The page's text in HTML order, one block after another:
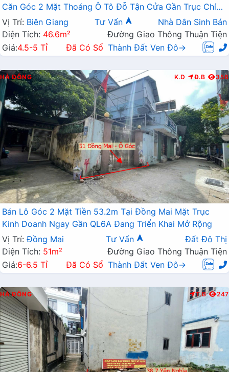
Căn Góc 2 Mặt Thoáng Ô Tô Đỗ Tận Cửa Gần Trục Chính
Kinh Doanh
Vị Trí: Biên Giang Tư Vấn
Nhà Dân Sinh Bán
Diện Tích: 46.6m²
Đường Giao Thông Thuận Tiện
Giá:4.5-5 Tỉ Đã Có Sổ Thành Đất Ven Đô→
HÀ ĐÔNG K.D Đ.B 356
Bán Lô Góc 2 Mặt Tiền 53.2m Tại Đồng Mai Mặt Trục
Kinh Doanh Ngay Gần QL6A Đang Triển Khai Mở Rộng
Vị Trí: Đồng Mai Tư Vấn
Đất Đô Thị
Diện Tích: 51m²
Đường Giao Thông Thuận Tiện
Giá:6-6.5 Tỉ Đã Có Sổ Thành Đất Ven Đô→
HÀ ĐÔNG T.B 247